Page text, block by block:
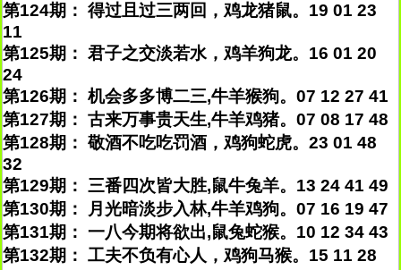
第124期： 得过且过三两回，鸡龙猪鼠。19 01 23
11
第125期： 君子之交淡若水，鸡羊狗龙。16 01 20
24
第126期： 机会多多博二三,牛羊猴狗。07 12 27 41
第127期： 古来万事贵天生,牛羊鸡猪。07 08 17 48
第128期： 敬酒不吃吃罚酒，鸡狗蛇虎。23 01 48
32
第129期： 三番四次皆大胜,鼠牛兔羊。13 24 41 49
第130期： 月光暗淡步入林,牛羊鸡狗。07 16 19 47
第131期： 一八今期将欲出,鼠兔蛇猴。10 12 34 43
第132期： 工夫不负有心人，鸡狗马猴。15 11 28